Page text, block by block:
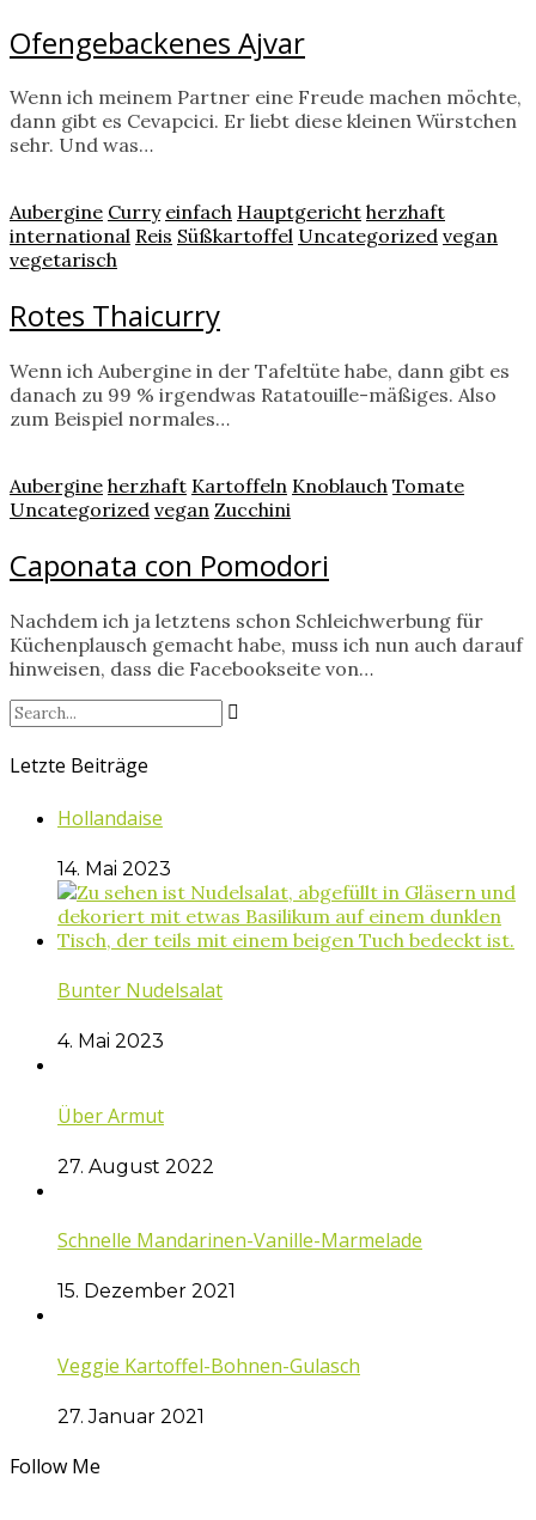
Ofengebackenes Ajvar
Wenn ich meinem Partner eine Freude machen möchte,
dann gibt es Cevapcici. Er liebt diese kleinen Würstchen
sehr. Und was…
Aubergine Curry einfach Hauptgericht herzhaft
international Reis Süßkartoffel Uncategorized vegan
vegetarisch
Rotes Thaicurry
Wenn ich Aubergine in der Tafeltüte habe, dann gibt es
danach zu 99 % irgendwas Ratatouille-mäßiges. Also
zum Beispiel normales…
Aubergine herzhaft Kartoffeln Knoblauch Tomate
Uncategorized vegan Zucchini
Caponata con Pomodori
Nachdem ich ja letztens schon Schleichwerbung für
Küchenplausch gemacht habe, muss ich nun auch darauf
hinweisen, dass die Facebookseite von…
Letzte Beiträge
Hollandaise
14. Mai 2023
Bunter Nudelsalat
4. Mai 2023
Über Armut
27. August 2022
Schnelle Mandarinen-Vanille-Marmelade
15. Dezember 2021
Veggie Kartoffel-Bohnen-Gulasch
27. Januar 2021
Follow Me